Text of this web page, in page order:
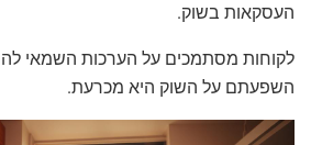
העסקאות בשוק.
לקוחות מסתמכים על הערכות השמאי
השפעתם על השוק היא מכרעת.